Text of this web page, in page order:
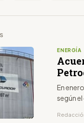
ENERGÍA
En
según